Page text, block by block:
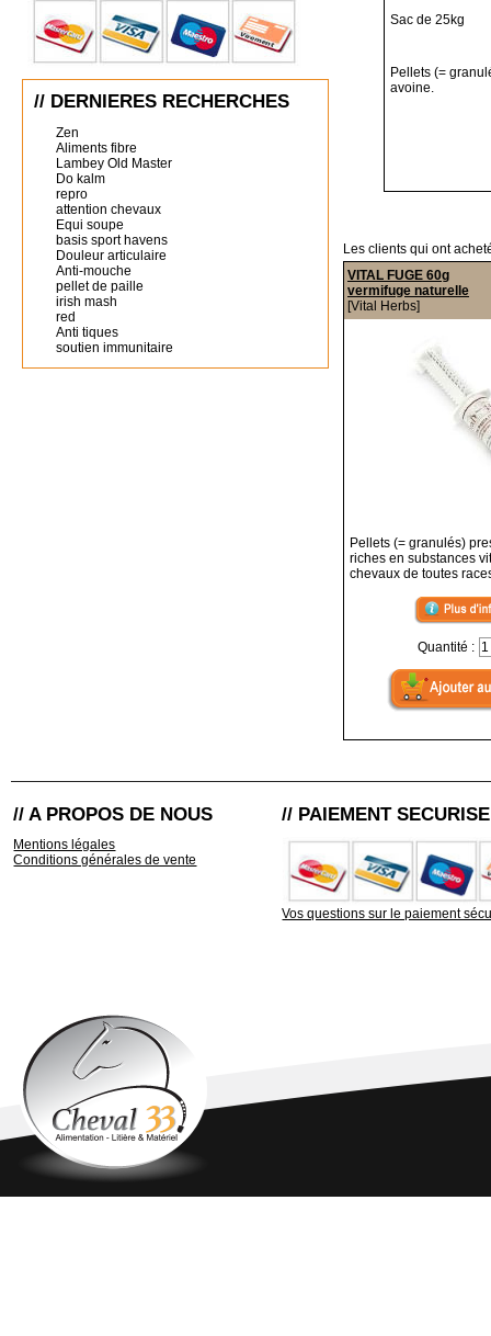
// DERNIERES RECHERCHES
Zen
Aliments fibre
Lambey Old Master
Do kalm
repro
attention chevaux
Equi soupe
basis sport havens
Douleur articulaire
Anti-mouche
pellet de paille
irish mash
red
Anti tiques
soutien immunitaire
Sac de 25kg
Pellets (=
avoine.
Les clients qui ont
VITAL FUGE 60g
vermifuge naturelle
[Vital Herbs]
Pellets (= granulés)
riches en substances
chevaux de toutes
Quantité :
// A PROPOS DE NOUS
Mentions légales
Conditions générales de vente
// PAIEMENT SECURISE
Vos questions sur le paiement